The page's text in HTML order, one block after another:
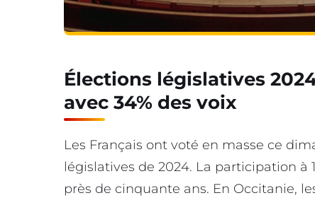
Élections législatives
avec 34% des voix
Les Français ont voté en masse ce
législatives de 2024. La participation
près de cinquante ans. En Occitanie,